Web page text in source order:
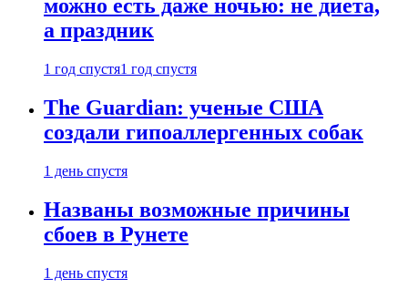
можно есть даже ночью: не диета,
а праздник
1 год спустя1 год спустя
The Guardian: ученые США
создали гипоаллергенных собак
1 день спустя
Названы возможные причины
сбоев в Рунете
1 день спустя